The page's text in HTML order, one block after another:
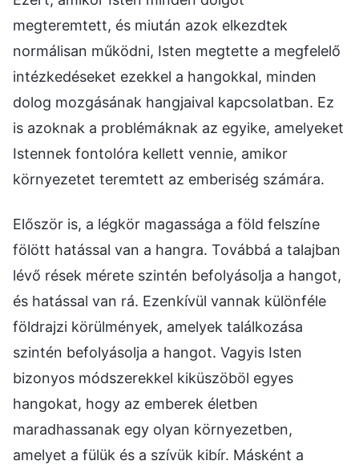
megteremtett, és miután azok elkezdtek
normálisan működni, Isten megtette a megfelelő
intézkedéseket ezekkel a hangokkal, minden
dolog mozgásának hangjaival kapcsolatban. Ez
is azoknak a problémáknak az egyike, amelyeket
Istennek fontolóra kellett vennie, amikor
környezetet teremtett az emberiség számára.
Először is, a légkör magassága a föld felszíne
fölött hatással van a hangra. Továbbá a talajban
lévő rések mérete szintén befolyásolja a hangot,
és hatással van rá. Ezenkívül vannak különféle
földrajzi körülmények, amelyek találkozása
szintén befolyásolja a hangot. Vagyis Isten
bizonyos módszerekkel kiküszöböl egyes
hangokat, hogy az emberek életben
maradhassanak egy olyan környezetben,
amelyet a fülük és a szívük kibír. Másként a